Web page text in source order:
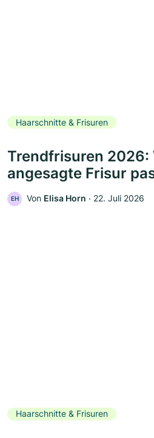
Haarschnitte & Frisuren
Trendfrisuren 2026:
angesagte Frisur
EH Von Elisa Horn ‧ 22. Juli 2026
Haarschnitte & Frisuren